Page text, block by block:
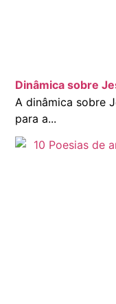
Dinâmica sobre
A dinâmica sobre
para a...